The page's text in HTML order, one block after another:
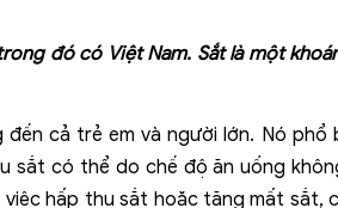
đó có Việt Nam. Sắt là một
cả trẻ em và người lớn. Nó
sắt có thể do chế độ ăn uống
hấp thu sắt hoặc tăng mất sắt,